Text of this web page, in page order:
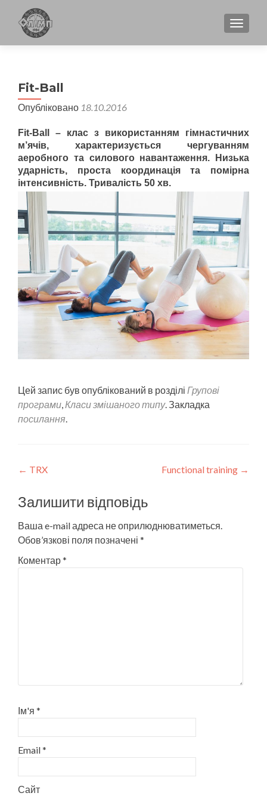
Fit-Ball
Опубліковано 18.10.2016
Fit-Ball – клас з використанням гімнастичних
м’ячів, характеризується чергуванням
аеробного та силового навантаження. Низька
ударність, проста координація та помірна
інтенсивність. Тривалість 50 хв.
Цей запис був опублікований в розділі Групові
програми,Класи змішаного типу. Закладка
посилання.
Post
navigation
← TRX Functional training →
Залишити відповідь
Ваша e-mail адреса не оприлюднюватиметься.
Обов’язкові поля позначені *
Коментар*
Ім'я *
Email*
Сайт